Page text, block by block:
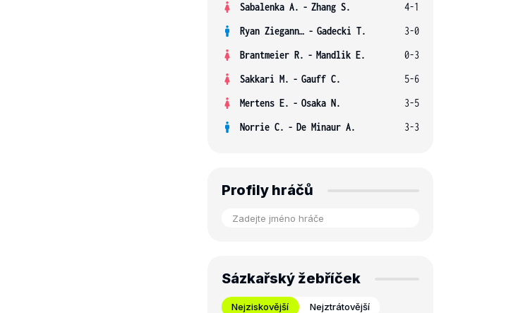
Sabalenka A. - Zhang S.
4-1
Ryan Ziegann S. - Gadecki T.
3-0
Brantmeier R. - Mandlik E.
0-3
Sakkari M. - Gauff C.
5-6
Mertens E. - Osaka N.
3-5
Norrie C. - De Minaur A. 3-3
Profily hráčů
Sázkařský žebříček
Nejziskovější Nejztrátovější